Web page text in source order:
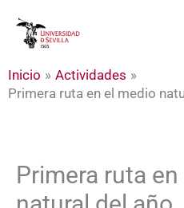
Inicio
Actividades
Primera ruta en el medio
Primera ruta